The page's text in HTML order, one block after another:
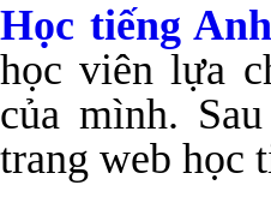
Học tiếng
học viên lựa
của mình.
trang web học